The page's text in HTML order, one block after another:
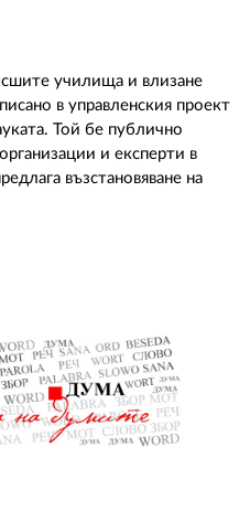
училища и влизане
в управленския проект
Той бе публично
и експерти в
възстановяване на